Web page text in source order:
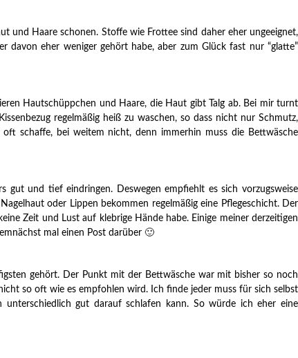
und Haare schonen. Stoffe wie Frottee sind daher eher ungeeignet,
davon eher weniger gehört habe, aber zum Glück fast nur “glatte”
Hautschüppchen und Haare, die Haut gibt Talg ab. Bei mir turnt
regelmäßig heiß zu waschen, so dass nicht nur Schmutz,
schaffe, bei weitem nicht, denn immerhin muss die Bettwäsche
gut und tief eindringen. Deswegen empfiehlt es sich vorzugsweise
oder Lippen bekommen regelmäßig eine Pflegeschicht. Der
Zeit und Lust auf klebrige Hände habe. Einige meiner derzeitigen
mal einen Post darüber 🙂
gehört. Der Punkt mit der Bettwäsche war mit bisher so noch
so oft wie es empfohlen wird. Ich finde jeder muss für sich selbst
gut darauf schlafen kann. So würde ich eher eine